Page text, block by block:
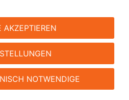
viaprinto|Kontakt
Art zu drucken.
|AGB| Datenschutz